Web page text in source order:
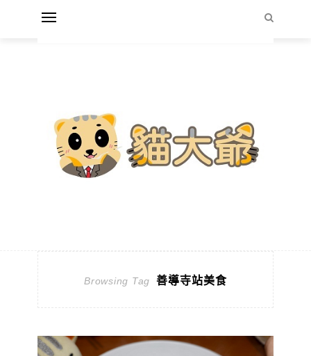
Browsing Tag 善導寺站美食